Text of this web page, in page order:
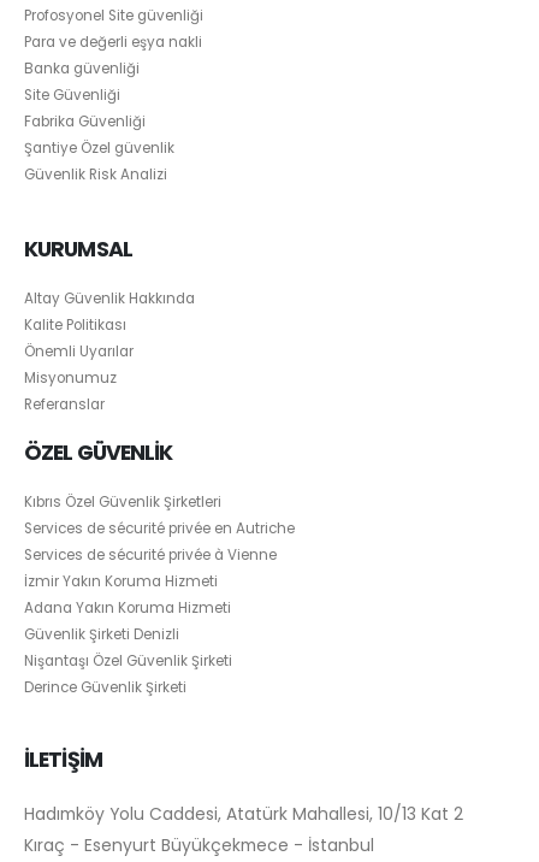
Profosyonel Site güvenliği
Para ve değerli eşya nakli
Banka güvenliği
Site Güvenliği
Fabrika Güvenliği
Şantiye Özel güvenlik
Güvenlik Risk Analizi
KURUMSAL
Altay Güvenlik Hakkında
Kalite Politikası
Önemli Uyarılar
Misyonumuz
Referanslar
ÖZEL GÜVENLİK
Kıbrıs Özel Güvenlik Şirketleri
Services de sécurité privée en Autriche
Services de sécurité privée à Vienne
İzmir Yakın Koruma Hizmeti
Adana Yakın Koruma Hizmeti
Güvenlik Şirketi Denizli
Nişantaşı Özel Güvenlik Şirketi
Derince Güvenlik Şirketi
İLETİŞİM
Hadımköy Yolu Caddesi, Atatürk Mahallesi, 10/13 Kat 2
Kıraç - Esenyurt Büyükçekmece - İstanbul